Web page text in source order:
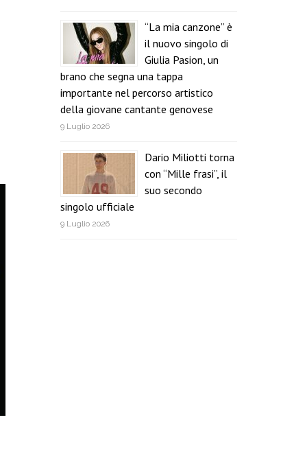
“La mia canzone” è
il nuovo singolo di
Giulia Pasion, un
brano che segna una tappa
importante nel percorso artistico
della giovane cantante genovese
9 Luglio 2026
Dario Miliotti torna
con “Mille frasi”, il
suo secondo
singolo ufficiale
9 Luglio 2026